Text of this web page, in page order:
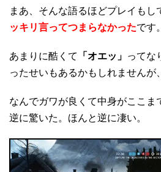
まあ、そんな語るほどプレイもし
ッキリ言ってつまらなかったです。
あまりに酷くて 「オエッ」 ってな
ったせいもあるかもしれませんが
なんでガワが良くて中身がここま
逆に驚いた。ほんと逆に凄い。